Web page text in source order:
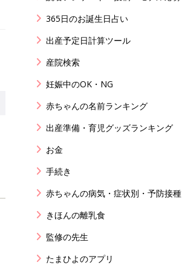
365日のお誕生日占い
出産予定日計算ツール
産院検索
妊娠中のOK・NG
赤ちゃんの名前ランキング
出産準備・育児グッズランキング
お金
手続き
赤ちゃんの病気・症状別・予防接種
きほんの離乳食
監修の先生
たまひよのアプリ